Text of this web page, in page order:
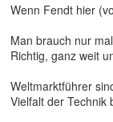
Wenn Fendt hier
Man brauch nur
Richtig, ganz weit
Weltmarktführer
Vielfalt der Technik